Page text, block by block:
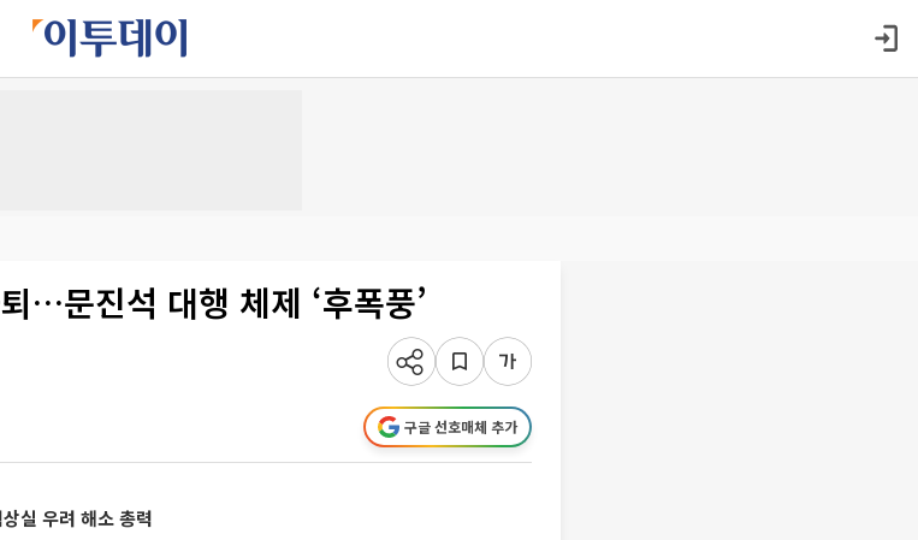
…문진석 대행 체제 ‘후폭풍’
구글 선호매체 추가
실 우려 해소 총력